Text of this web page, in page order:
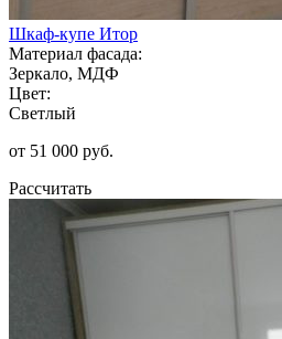
Шкаф-купе Итор
Материал фасада:
Зеркало, МДФ
Цвет:
Светлый
от 51 000 руб.
Рассчитать